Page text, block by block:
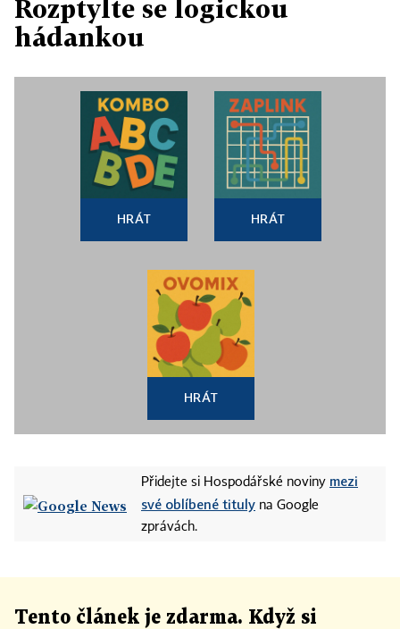
Rozptylte se logickou
hádankou
HRÁT HRÁT
HRÁT
Přidejte si Hospodářské noviny mezi
své oblíbené tituly na Google
zprávách.
Tento článek je zdarma. Když si